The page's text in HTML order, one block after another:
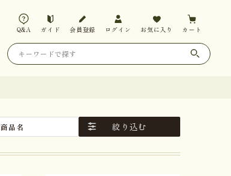
Q&A ガイド 会員登録 ログイン お気に入り カート
商品名 絞り込む